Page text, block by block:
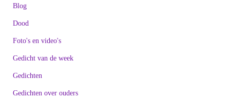
Blog
Dood
Foto's en video's
Gedicht van de week
Gedichten
Gedichten over ouders